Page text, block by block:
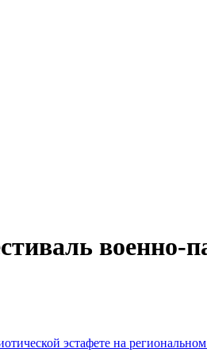
военно-
эстафете на региональном